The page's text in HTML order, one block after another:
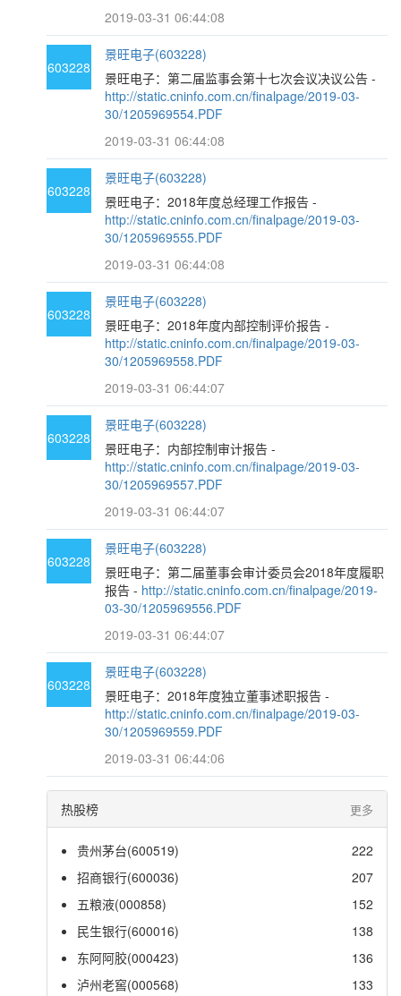
2019-03-31 06:44:08
603228
景旺电子(603228)
景旺电子：第二届监事会第十七次会议决议公告 -
http://static.cninfo.com.cn/finalpage/2019-03-
30/1205969554.PDF
2019-03-31 06:44:08
603228
景旺电子(603228)
景旺电子：2018年度总经理工作报告 -
http://static.cninfo.com.cn/finalpage/2019-03-
30/1205969555.PDF
2019-03-31 06:44:08
603228
景旺电子(603228)
景旺电子：2018年度内部控制评价报告 -
http://static.cninfo.com.cn/finalpage/2019-03-
30/1205969558.PDF
2019-03-31 06:44:07
603228
景旺电子(603228)
景旺电子：内部控制审计报告 -
http://static.cninfo.com.cn/finalpage/2019-03-
30/1205969557.PDF
2019-03-31 06:44:07
603228
景旺电子(603228)
景旺电子：第二届董事会审计委员会2018年度履职
报告 - http://static.cninfo.com.cn/finalpage/2019-
03-30/1205969556.PDF
2019-03-31 06:44:07
603228
景旺电子(603228)
景旺电子：2018年度独立董事述职报告 -
http://static.cninfo.com.cn/finalpage/2019-03-
30/1205969559.PDF
2019-03-31 06:44:06
热股榜 更多
贵州茅台(600519)
222
招商银行(600036)
207
五粮液(000858)
152
民生银行(600016)
138
东阿阿胶(000423)
136
泸州老窖(000568)
133